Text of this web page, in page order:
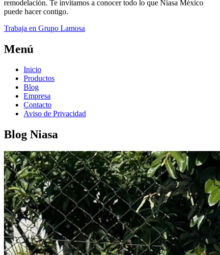
remodelación. Te invitamos a conocer todo lo que Niasa México
puede hacer contigo.
Trabaja en Grupo Lamosa
Menú
Inicio
Productos
Blog
Empresa
Contacto
Aviso de Privacidad
Blog Niasa